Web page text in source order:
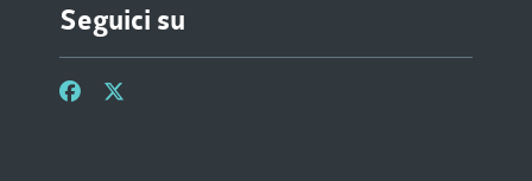
Seguici su